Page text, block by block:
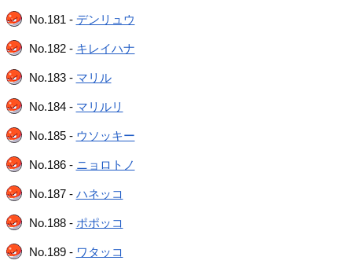
No.181 - デンリュウ
No.182 - キレイハナ
No.183 - マリル
No.184 - マリルリ
No.185 - ウソッキー
No.186 - ニョロトノ
No.187 - ハネッコ
No.188 - ポポッコ
No.189 - ワタッコ